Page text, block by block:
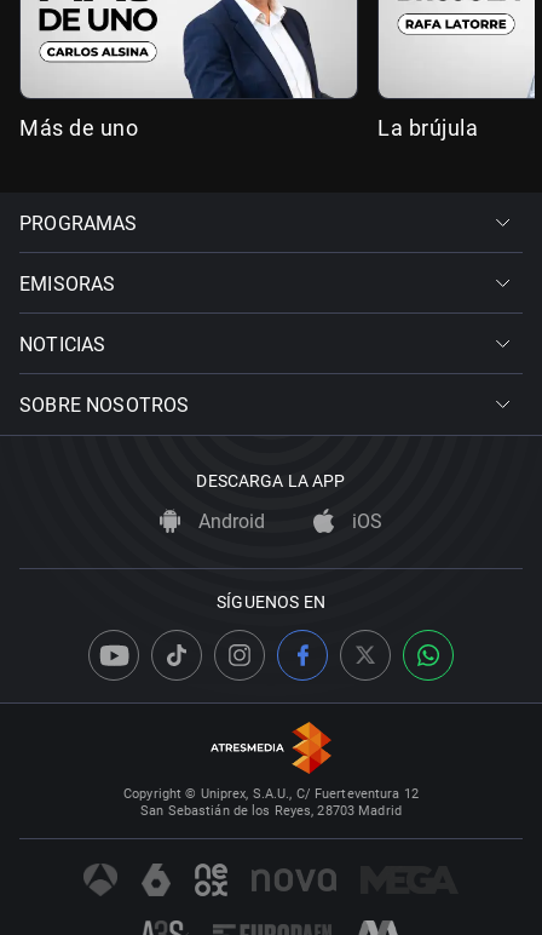
Más de uno La brújula
PROGRAMAS
EMISORAS
NOTICIAS
SOBRE NOSOTROS
DESCARGA LA APP
Android iOS
SÍGUENOS EN
Copyright © Uniprex, S.A.U., C/ Fuerteventura 12
San Sebastián de los Reyes, 28703 Madrid